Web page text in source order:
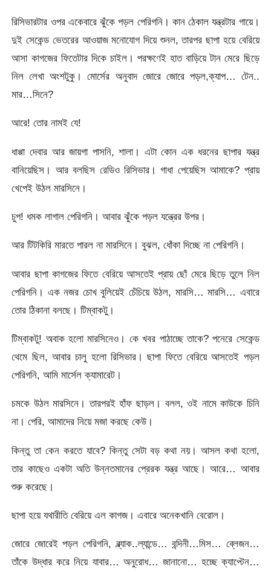
রিসিভারটার ওপর একেবারে ঝুঁকে পড়ল পেরিগনি। কান ঠেকাল যন্ত্রটার গায়ে।
দুই সেকেন্ড ভেতরের আওয়াজ মনোযোগ দিয়ে শুনল, তারপর ছাপা হয়ে বেরিয়ে
আসা কাগজের ফিতেটার দিকে চাইল। পরক্ষণেই হাত বাড়িয়ে টান মেরে ছিড়ে
নিল লেখা অংশটুকু। মোর্সের অনুবাদ জোরে জোরে পড়ল,ক্যাপ… টেন..
মার…সিনে?
আরে! তোর নামই যে!
ধাপ্পা দেবার আর জায়গা পাসনি, শালা। এটা কোন এক ধরনের ছাপার যন্ত্র
বানিয়েছিস। আর বলছিস রেডিও রিসিভার। গাধা পেয়েছিস আমাকে? প্রায়
খেপেই উঠল মারসিনে।
চুপ! ধমক লাগাল পেরিগনি। আবার ঝুঁকে পড়ল যন্ত্রের উপর।
আর টিটকিরি মারতে পারল না মারসিনে। বুঝল, ধোঁকা দিচ্ছে না পেরিগনি।
আবার ছাপা কাগজের ফিতে বেরিয়ে আসতেই প্রায় ছোঁ মেরে ছিড়ে তুলে নিল
পেরিগনি। এক নজর চোখ বুলিয়েই চেঁচিয়ে উঠল, মারসি… মারসি… এবারে
তোর ঠিকানা বলছে। টিম্বাকটু।
টিম্বাকটু! অবাক হলো মারসিনেও। কে খবর পাঠাচ্ছে তাকে? পনেরে সেকেন্ড
থেমে ছিল, আবার চালু হলো রিসিভার। ছাপা ফিতে বেরিয়ে আসতেই পড়ল
পেরিগনি, আমি মার্সেল ক্যামারেট।
চমকে উঠল মারসিনে। তারপরই হাঁফ ছাড়ল। বলল, ওই নামে কাউকে চিনি
না। পেরি, আমাদের নিয়ে মজা করছে কেউ।
কিন্তু তা কেন করতে যাবে? কিন্তু সেটা বড় কথা নয়। আসল কথা হলো,
তার কাছেও একটা অতি উন্নতমানের প্রেরক যন্ত্র আছে। আরে… আবার
শুরু করেছে।
ছাপা হয়ে যথারীতি বেরিয়ে এল কাগজ। এবারে অনেকখানি বেরোল।
জোরে জোরেই পড়ল পেরিগনি, ব্ল্যাক..ল্যান্ডে… বন্দিনী…মিস… ব্লেজন…
তাঁকে উদ্ধার করে নিয়ে যাবার… অনুরোধ… জানানো… হচ্ছে ক্যাপ্টেন…